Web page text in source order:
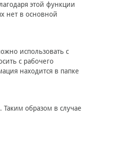
этой функции
нет в основной
использовать с
с рабочего
находится в папке
образом в случае